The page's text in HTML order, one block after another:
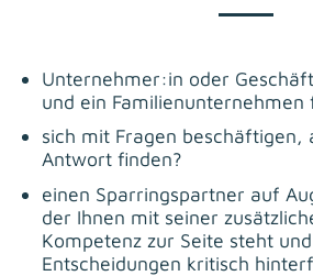
Unternehmer:in oder
und ein Familienunternehmen
sich mit Fragen beschäftigen,
Antwort finden?
einen Sparringspartner auf
der Ihnen mit seiner
Kompetenz zur Seite steht
Entscheidungen kritisch